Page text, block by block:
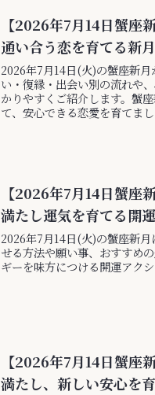
【2026年7月14日蟹座
通い合う恋を育てる新月
2026年7月14日(火)の蟹座新
い・復縁・出会い別の流れや
かりやすくご紹介します。蟹
て、安心できる恋愛を育てまし
【2026年7月14日蟹座
満たし運気を育てる開
2026年7月14日(火)の蟹座新
せる方法や願い事、おすすめ
ギーを味方につける開運アク
【2026年7月14日蟹座
満たし、新しい安心を